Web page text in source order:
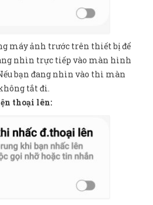
máy ảnh trước trên thiết bị để
nhìn trực tiếp vào màn hình
bạn đang nhìn vào thì màn
tắt đi.
thoại lên: